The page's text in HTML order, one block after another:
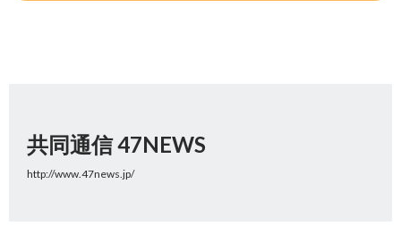
共同通信 47NEWS
http://www.47news.jp/